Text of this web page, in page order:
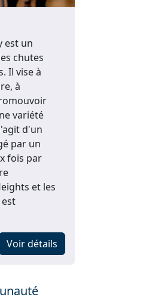
est un
chutes
Il vise à
à
variété
d'un
par un
fois par
et les
est
Voir détails